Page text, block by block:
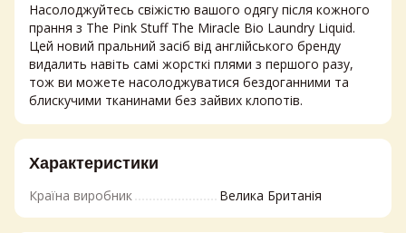
Насолоджуйтесь свіжістю вашого одягу після кожного
прання з The Pink Stuff The Miracle Bio Laundry Liquid.
Цей новий пральний засіб від англійського бренду
видалить навіть самі жорсткі плями з першого разу,
тож ви можете насолоджуватися бездоганними та
блискучими тканинами без зайвих клопотів.
Характеристики
Країна виробник Велика Британія